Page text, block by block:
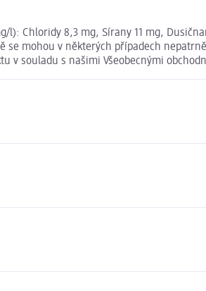
Chloridy 8,3 mg, Sírany 11 mg,
se mohou v některých případech
v souladu s našimi Všeobecnými